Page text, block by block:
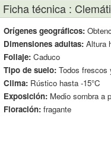
Ficha técnica :
Orígenes geográficos:
Dimensiones adultas: Altura
Follaje: Caduco
Tipo de suelo: Todos frescos
Clima: Rústico hasta -15°C
Exposición: Medio sombra a
Floración: fragante